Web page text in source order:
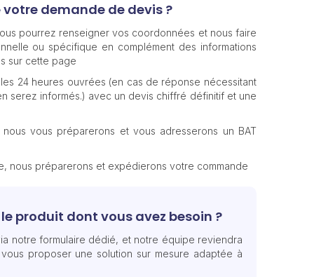
demande de devis ?
pourrez renseigner vos coordonnées et nous faire
ou spécifique en complément des informations
sur cette page
24 heures ouvrées (en cas de réponse nécessitant
serez informés.) avec un devis chiffré définitif et une
vous préparerons et vous adresserons un BAT
nous préparerons et expédierons votre commande
produit dont vous avez besoin ?
notre formulaire dédié, et notre équipe reviendra
proposer une solution sur mesure adaptée à